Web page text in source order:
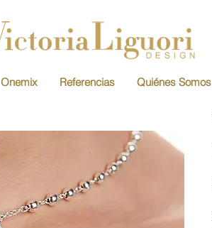
Onemix Referencias Quiénes Somos